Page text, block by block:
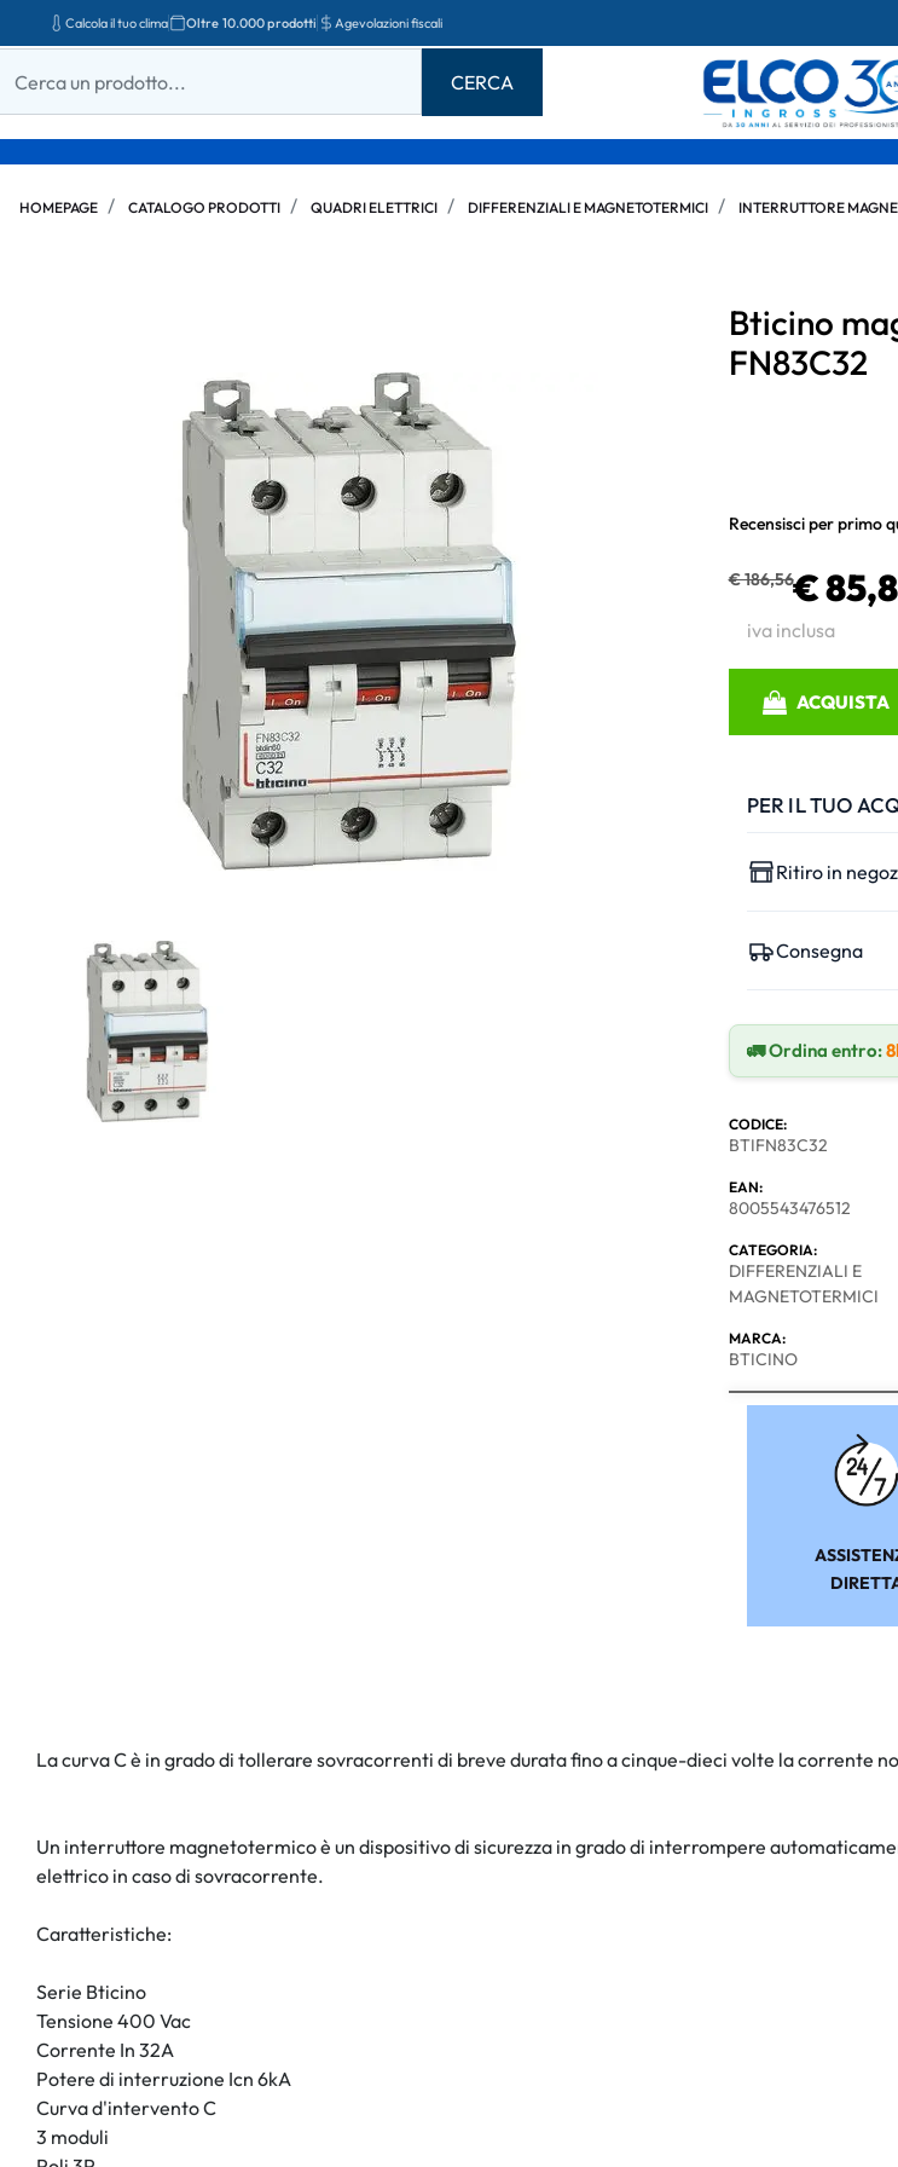
Calcola il tuo clima Oltre 10.000 prodotti Agevolazioni fiscali
HOMEPAGE CATALOGO PRODOTTI QUADRI ELETTRICI DIFFERENZIALI E MAGNETOTERMICI INTERRUTTORE
Bticino
FN83C32
Recensisci per primo
€ 186,56€
iva inclusa
ACQUISTA
PER IL TUO
Ritiro in
Consegna
🚛 Ordina entro:
CODICE:
BTIFN83C32
EAN:
8005543476512
CATEGORIA:
DIFFERENZIALI E
MAGNETOTERMICI
MARCA:
BTICINO
La curva C è in grado di tollerare sovracorrenti di breve durata fino a cinque-dieci volte la corrente
Un interruttore magnetotermico è un dispositivo di sicurezza in grado di interrompere
elettrico in caso di sovracorrente.
Caratteristiche:
Serie Bticino
Tensione 400 Vac
Corrente In 32A
Potere di interruzione Icn 6kA
Curva d'intervento C
3 moduli